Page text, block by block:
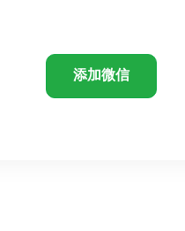
添加微信